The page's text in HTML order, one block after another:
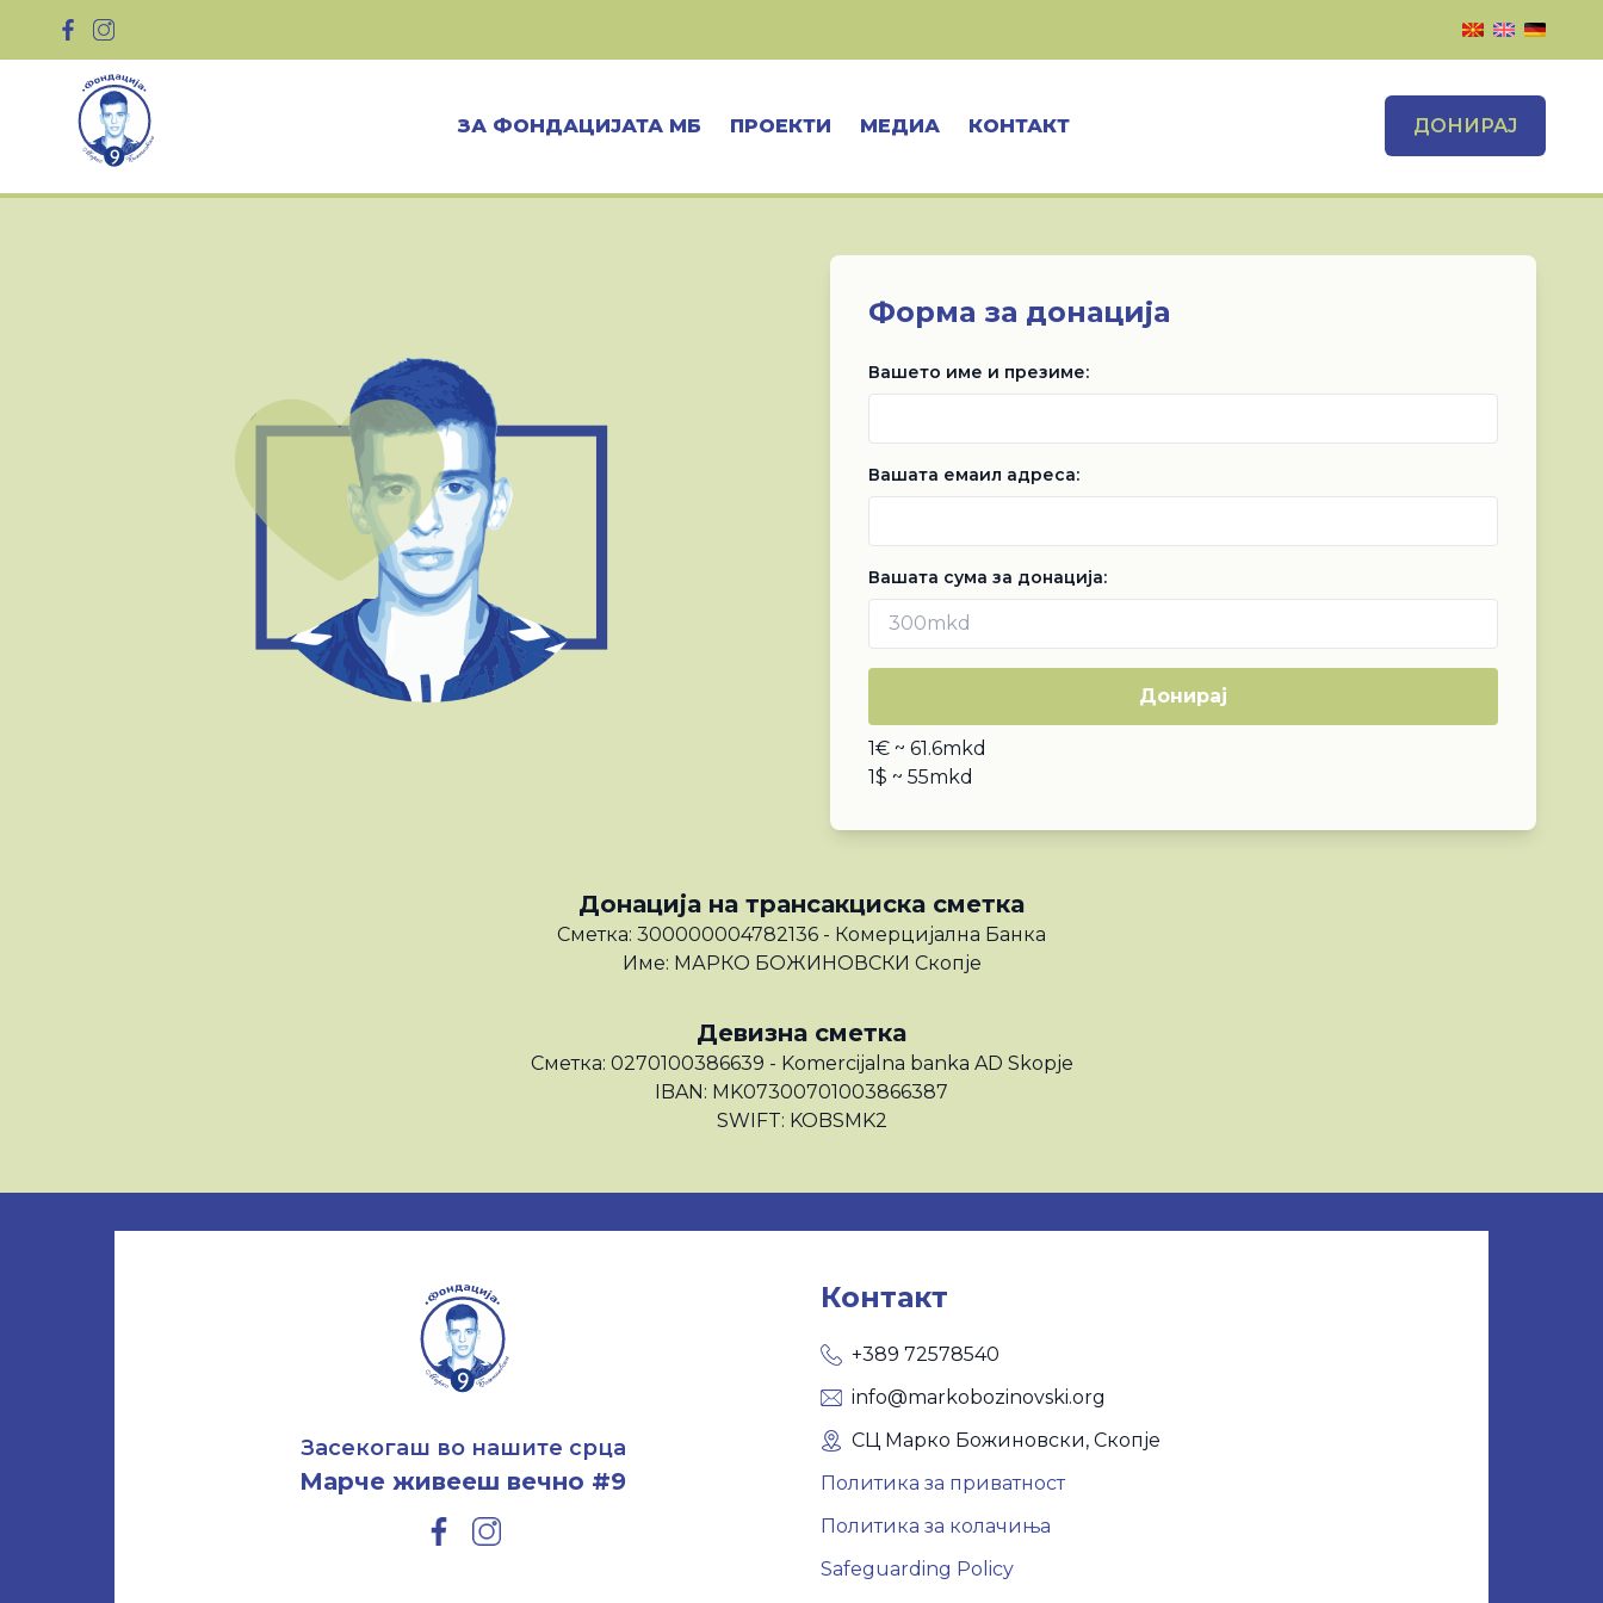
ЗА ФОНДАЦИЈАТА МБ ПРОЕКТИ МЕДИА КОНТАКТ ДОНИРАЈ
Форма за донација
Вашето име и презиме:
Вашата емаил адреса:
Вашата сума за донација:
Донирај
1€ ~ 61.6mkd
1$ ~ 55mkd
Донација на трансакциска сметка
Сметка: 300000004782136 - Комерцијална Банка
Име: МАРКО БОЖИНОВСКИ Скопје
Девизна сметка
Сметка: 0270100386639 - Komercijalna banka AD Skopje
IBAN: MK07300701003866387
SWIFT: KOBSMK2
Засекогаш во нашите срца
Марче живееш вечно #9
Контакт
+389 72578540
info@markobozinovski.org
СЦ Марко Божиновски, Скопје
Политика за приватност
Политика за колачиња
Safeguarding Policy